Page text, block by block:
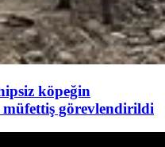
köpeğin
müfettiş görevlendirildi